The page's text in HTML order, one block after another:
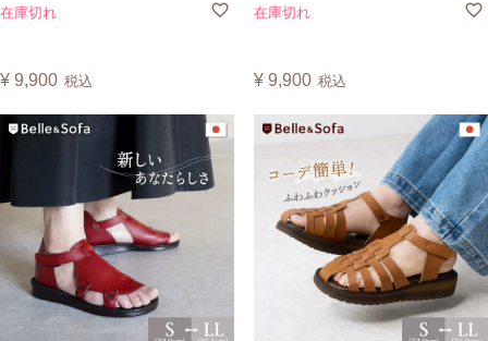
物 大きいサイズ フラットシューズ
在庫切れ
¥ 9,900 税込
物 大きいサイズ フラットシューズ
在庫切れ
¥ 9,900 税込